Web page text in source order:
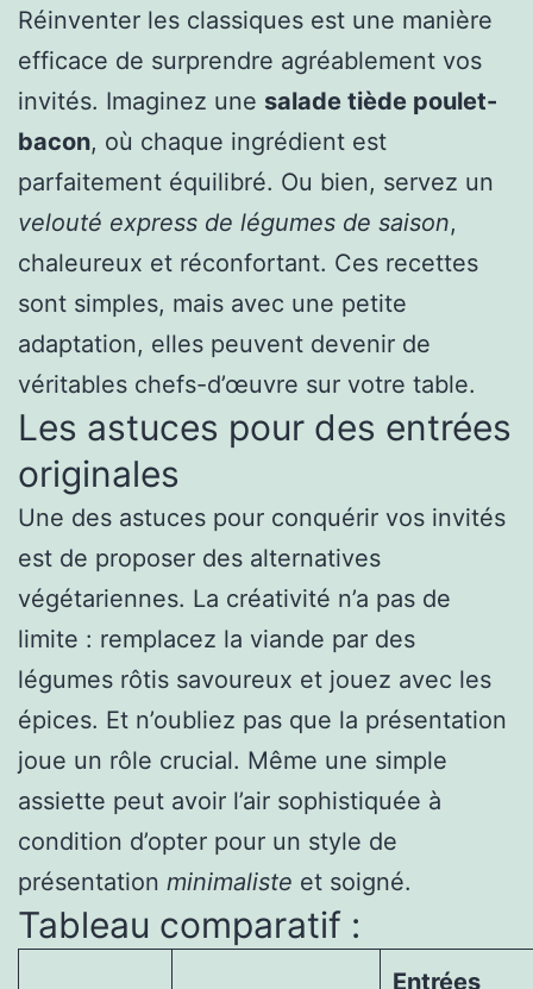
Réinventer les classiques est une manière
efficace de surprendre agréablement vos
invités. Imaginez une salade tiède poulet-
bacon, où chaque ingrédient est
parfaitement équilibré. Ou bien, servez un
velouté express de légumes de saison,
chaleureux et réconfortant. Ces recettes
sont simples, mais avec une petite
adaptation, elles peuvent devenir de
véritables chefs-d’œuvre sur votre table.
Les astuces pour des entrées
originales
Une des astuces pour conquérir vos invités
est de proposer des alternatives
végétariennes. La créativité n’a pas de
limite : remplacez la viande par des
légumes rôtis savoureux et jouez avec les
épices. Et n’oubliez pas que la présentation
joue un rôle crucial. Même une simple
assiette peut avoir l’air sophistiquée à
condition d’opter pour un style de
présentation minimaliste et soigné.
Tableau comparatif :
Entrées